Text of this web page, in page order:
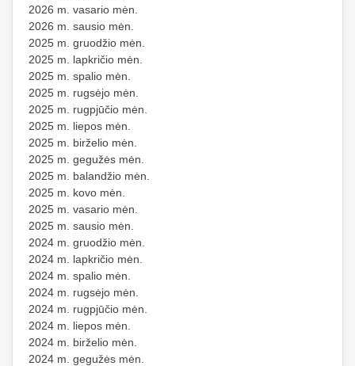
2026 m. vasario mėn.
2026 m. sausio mėn.
2025 m. gruodžio mėn.
2025 m. lapkričio mėn.
2025 m. spalio mėn.
2025 m. rugsėjo mėn.
2025 m. rugpjūčio mėn.
2025 m. liepos mėn.
2025 m. birželio mėn.
2025 m. gegužės mėn.
2025 m. balandžio mėn.
2025 m. kovo mėn.
2025 m. vasario mėn.
2025 m. sausio mėn.
2024 m. gruodžio mėn.
2024 m. lapkričio mėn.
2024 m. spalio mėn.
2024 m. rugsėjo mėn.
2024 m. rugpjūčio mėn.
2024 m. liepos mėn.
2024 m. birželio mėn.
2024 m. gegužės mėn.